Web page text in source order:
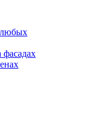
любых